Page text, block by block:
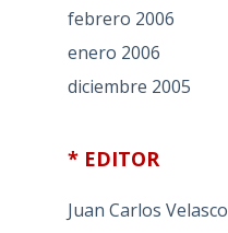
febrero 2006
enero 2006
diciembre 2005
* EDITOR
Juan Carlos Velasco